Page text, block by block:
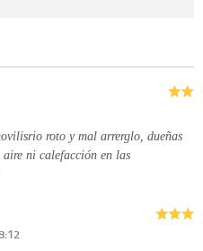
tenemos sobre usted,
roto y mal arrerglo, dueñas
ni calefacción en las